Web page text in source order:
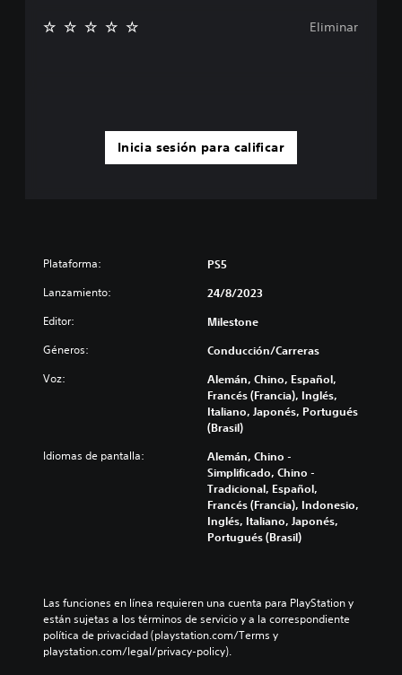
Inicia sesión para calificar
Eliminar
Plataforma: PS5
Lanzamiento: 24/8/2023
Editor: Milestone
Géneros: Conducción/Carreras
Voz:
Alemán, Chino, Español,
Francés (Francia), Inglés,
Italiano, Japonés, Portugués
(Brasil)
Idiomas de pantalla:
Alemán, Chino -
Simplificado, Chino -
Tradicional, Español,
Francés (Francia), Indonesio,
Inglés, Italiano, Japonés,
Portugués (Brasil)
Las funciones en línea requieren una cuenta para PlayStation y
están sujetas a los términos de servicio y a la correspondiente
política de privacidad (playstation.com/Terms y
playstation.com/legal/privacy-policy).